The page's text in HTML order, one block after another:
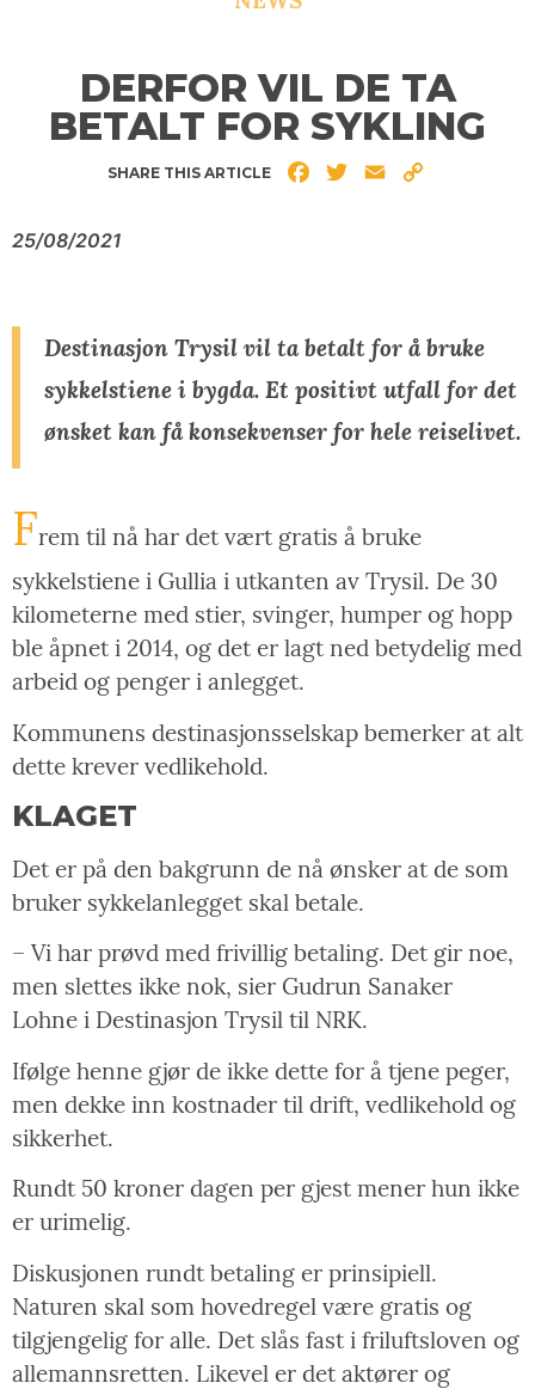
DERFOR VIL DE TA
BETALT FOR SYKLING
SHARE THIS ARTICLE FacebookTwitterEmail
25/08/2021
Destinasjon Trysil vil ta betalt for å bruke
sykkelstiene i bygda. Et positivt utfall for det
ønsket kan få konsekvenser for hele reiselivet.
Frem til nå har det vært gratis å bruke
sykkelstiene i Gullia i utkanten av Trysil. De 30
kilometerne med stier, svinger, humper og hopp
ble åpnet i 2014, og det er lagt ned betydelig med
arbeid og penger i anlegget.
Kommunens destinasjonsselskap bemerker at alt
dette krever vedlikehold.
KLAGET
Det er på den bakgrunn de nå ønsker at de som
bruker sykkelanlegget skal betale.
– Vi har prøvd med frivillig betaling. Det gir noe,
men slettes ikke nok, sier Gudrun Sanaker
Lohne i Destinasjon Trysil til NRK.
Ifølge henne gjør de ikke dette for å tjene peger,
men dekke inn kostnader til drift, vedlikehold og
sikkerhet.
Rundt 50 kroner dagen per gjest mener hun ikke
er urimelig.
Diskusjonen rundt betaling er prinsipiell.
Naturen skal som hovedregel være gratis og
tilgjengelig for alle. Det slås fast i friluftsloven og
allemannsretten. Likevel er det aktører og